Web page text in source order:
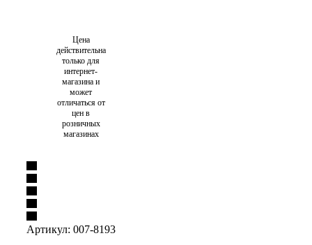
Цена
действительна
только для
интернет-
магазина и
может
отличаться от
цен в
розничных
магазинах
Артикул: 007-8193